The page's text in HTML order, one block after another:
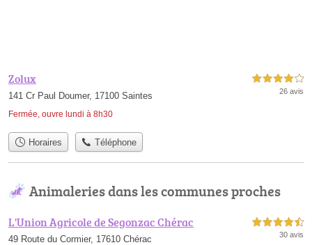
Zolux
141 Cr Paul Doumer, 17100 Saintes
Fermée, ouvre lundi à 8h30
4,0 étoiles sur 5
26 avis
Horaires Téléphone
Animaleries dans les communes proches
L'Union Agricole de Segonzac Chérac
49 Route du Cormier, 17610 Chérac
4,5 étoiles sur 5
30 avis